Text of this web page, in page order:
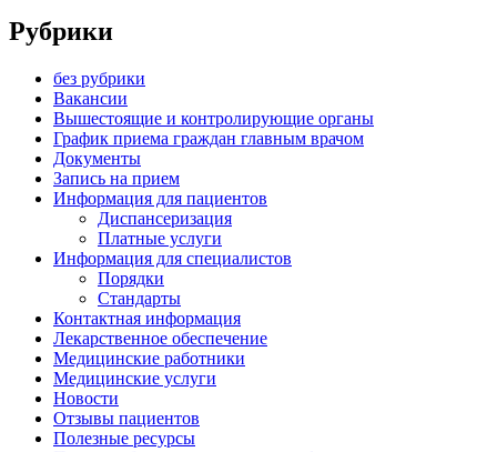
Рубрики
без рубрики
Вакансии
Вышестоящие и контролирующие органы
График приема граждан главным врачом
Документы
Запись на прием
Информация для пациентов
Диспансеризация
Платные услуги
Информация для специалистов
Порядки
Стандарты
Контактная информация
Лекарственное обеспечение
Медицинские работники
Медицинские услуги
Новости
Отзывы пациентов
Полезные ресурсы